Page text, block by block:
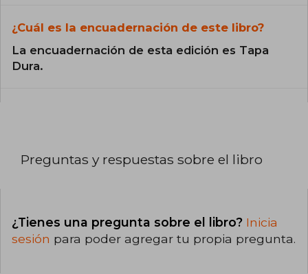
¿Cuál es la encuadernación de este libro?
La encuadernación de esta edición es Tapa
Dura.
Preguntas y respuestas sobre el libro
¿Tienes una pregunta sobre el libro? Inicia
sesión para poder agregar tu propia pregunta.